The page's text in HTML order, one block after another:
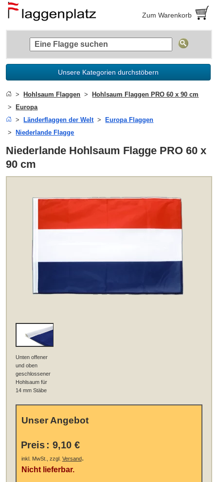
Zum Warenkorb
Unsere Kategorien durchstöbern
Hohlsaum Flaggen
Hohlsaum Flaggen PRO 60 x 90 cm
Europa
Länderflaggen der Welt
Europa Flaggen
Niederlande Flagge
Niederlande Hohlsaum Flagge PRO 60 x
90 cm
Unten offener
und oben
geschlossener
Hohlsaum für
14 mm Stäbe
Unser Angebot
Preis : 9,10 €
inkl. MwSt., zzgl. Versand.
Nicht lieferbar.